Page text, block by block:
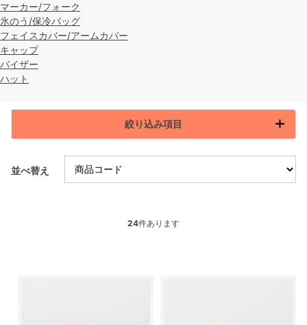
マーカー/フォーク
氷のう/保冷バッグ
フェイスカバー/アームカバー
キャップ
バイザー
ハット
絞り込み項目
並べ替え
24件あります